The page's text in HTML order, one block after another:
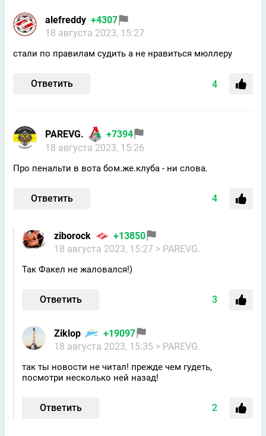
alefreddy +4307
18 августа 2023, 15:27
стали по правилам судить а не нравиться мюллеру
Ответить 4
PAREVG.
+7394
18 августа 2023, 15:26
Про пенальти в вота бом.же.клуба - ни слова.
Ответить 4
ziborock
+13850
18 августа 2023, 15:27 > PAREVG.
Так Факел не жаловался!)
Ответить 3
Ziklop
+19097
18 августа 2023, 15:35 > PAREVG.
так ты новости не читал! прежде чем гудеть,
посмотри несколько ней назад!
Ответить 2